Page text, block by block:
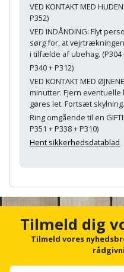
Sternbeklædning
tagplader
Terrassebrædder
Terrasseopklodsning
byggeri
Træ
Palleløfter
Polsøger
Profilsaks
snor
wipes
Sækkelukker
Industristøvsuger
Kantfræser
Kantlimer
Kantlimertilbehør
Kap-
Kerneboremaskine
Klippeværktøj
Kombokit
Højbede
Højtaler
Hylder
fritid
Kaffe
Køkkenudstyr
VED KONTAKT MED
P352)
VED INDÅNDING: Flyt
sørg for, at vejrtrækningen
i tilfælde af ubehag. (P304
P340 + P312)
VED KONTAKT MED
minutter. Fjern
gøres let. Fortsæt skylning.
Ring omgående til en
P351 + P338 + P310)
Hent sikkerhedsdatablad
c
Tilmeld dig
Tilmeld vores